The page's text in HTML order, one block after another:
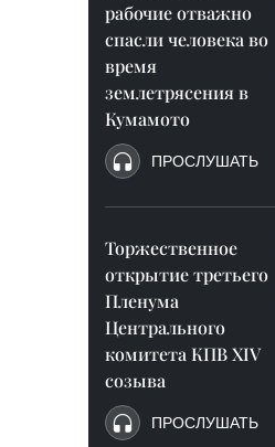
рабочие отважно
спасли человека во
время
землетрясения в
Кумамото
ПРОСЛУШАТЬ
Торжественное
открытие третьего
Пленума
Центрального
комитета КПВ XIV
созыва
ПРОСЛУШАТЬ